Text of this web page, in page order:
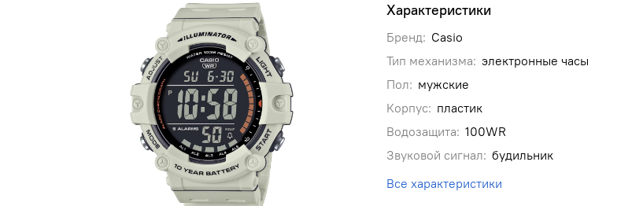
Характеристики
Бренд: Casio
Тип механизма: электронные часы
Пол: мужские
Корпус: пластик
Водозащита: 100WR
Звуковой сигнал: будильник
Все характеристики